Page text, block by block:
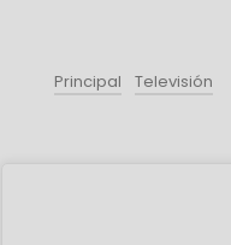
Principal Televisión